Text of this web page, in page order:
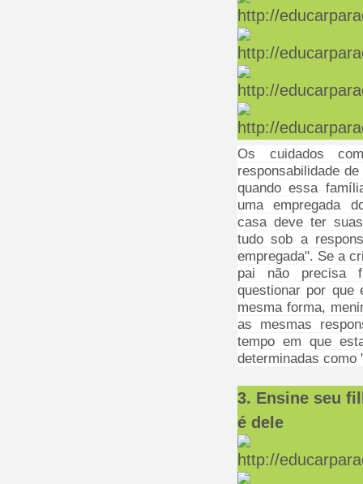
Os cuidados
responsabilidade
quando essa
uma empregada
casa deve ter
tudo sob a
empregada". Se a
pai não precisa
questionar por que
mesma forma,
as mesmas
tempo em que
determinadas como
3. Ensine seu
é dele